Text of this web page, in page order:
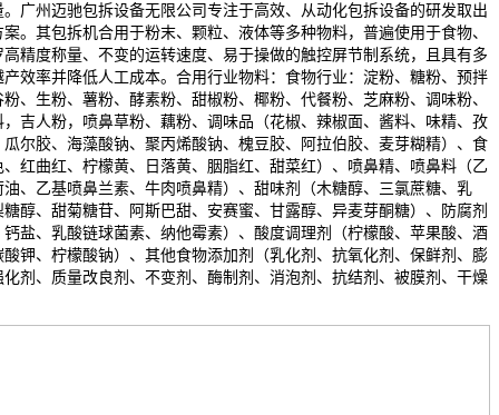
广州迈驰包拆设备无限公司专注于高效、从动化包拆设备的研发取出
。其包拆机合用于粉末、颗粒、液体等多种物料，普遍使用于食物、
精度称量、不变的运转速度、易于操做的触控屏节制系统，且具有多
效率并降低人工成本。合用行业物料：食物行业：淀粉、糖粉、预拌
、生粉、薯粉、酵素粉、甜椒粉、椰粉、代餐粉、芝麻粉、调味粉、
吉人粉，喷鼻草粉、藕粉、调味品（花椒、辣椒面、酱料、味精、孜
尔胶、海藻酸钠、聚丙烯酸钠、槐豆胶、阿拉伯胶、麦芽糊精）、食
红曲红、柠檬黄、日落黄、胭脂红、甜菜红）、喷鼻精、喷鼻料（乙
、乙基喷鼻兰素、牛肉喷鼻精）、甜味剂（木糖醇、三氯蔗糖、乳
醇、甜菊糖苷、阿斯巴甜、安赛蜜、甘露醇、异麦芽酮糖）、防腐剂
盐、乳酸链球菌素、纳他霉素）、酸度调理剂（柠檬酸、苹果酸、酒
钾、柠檬酸钠）、其他食物添加剂（乳化剂、抗氧化剂、保鲜剂、膨
剂、质量改良剂、不变剂、酶制剂、消泡剂、抗结剂、被膜剂、干燥